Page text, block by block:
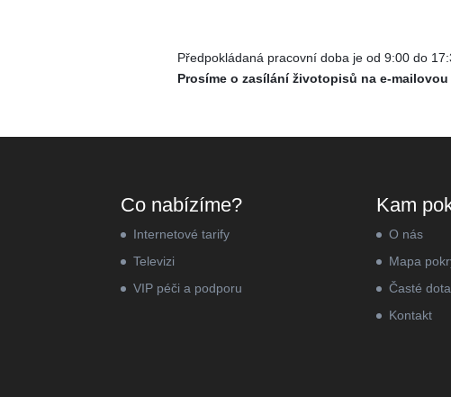
Předpokládaná pracovní doba je od 9:00 do
Prosíme o zasílání životopisů na e-mailovou
Co nabízíme?
Internetové tarify
Televizi
VIP péči a podporu
Kam
O nás
Mapa
Časté
Kontakt